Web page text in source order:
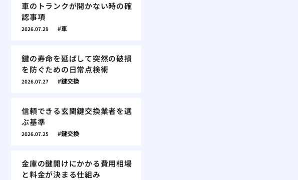
車のトランクが開かない時の確
認事項
2026.07.29 車
鍵の寿命を延ばして突然の破損
を防ぐための日常点検術
2026.07.27 鍵交換
信頼できる玄関鍵交換業者を選
ぶ基準
2026.07.25 鍵交換
金庫の鍵開けにかかる費用相場
と料金が決まる仕組み